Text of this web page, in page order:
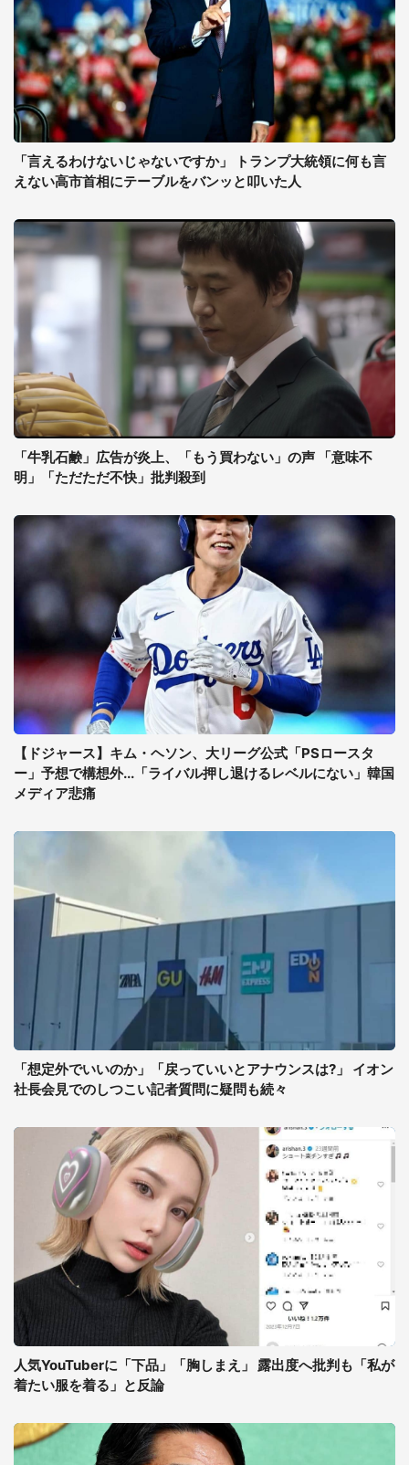
「言えるわけないじゃないですか」 トランプ大統領に何も言
えない高市首相にテーブルをバンッと叩いた人
「牛乳石鹸」広告が炎上、「もう買わない」の声 「意味不
明」「ただただ不快」批判殺到
【ドジャース】キム・ヘソン、大リーグ公式「PSロースタ
ー」予想で構想外...「ライバル押し退けるレベルにない」韓国
メディア悲痛
「想定外でいいのか」「戻っていいとアナウンスは?」 イオン
社長会見でのしつこい記者質問に疑問も続々
人気YouTuberに「下品」「胸しまえ」 露出度へ批判も「私が
着たい服を着る」と反論